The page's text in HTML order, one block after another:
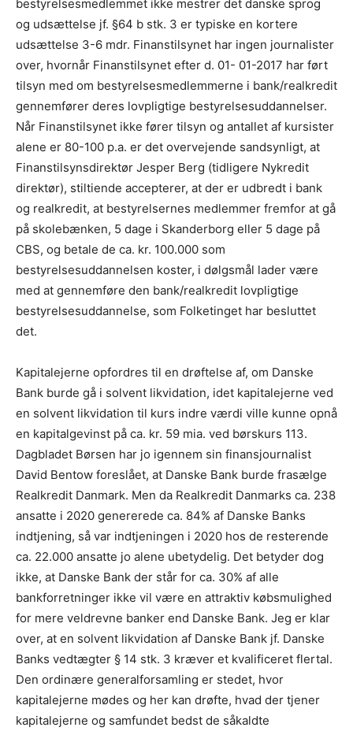
bestyrelsesmedlemmet ikke mestrer det danske sprog
og udsættelse jf. §64 b stk. 3 er typiske en kortere
udsættelse 3-6 mdr. Finanstilsynet har ingen journalister
over, hvornår Finanstilsynet efter d. 01- 01-2017 har ført
tilsyn med om bestyrelsesmedlemmerne i bank/realkredit
gennemfører deres lovpligtige bestyrelsesuddannelser.
Når Finanstilsynet ikke fører tilsyn og antallet af kursister
alene er 80-100 p.a. er det overvejende sandsynligt, at
Finanstilsynsdirektør Jesper Berg (tidligere Nykredit
direktør), stiltiende accepterer, at der er udbredt i bank
og realkredit, at bestyrelsernes medlemmer fremfor at gå
på skolebænken, 5 dage i Skanderborg eller 5 dage på
CBS, og betale de ca. kr. 100.000 som
bestyrelsesuddannelsen koster, i dølgsmål lader være
med at gennemføre den bank/realkredit lovpligtige
bestyrelsesuddannelse, som Folketinget har besluttet
det.
Kapitalejerne opfordres til en drøftelse af, om Danske
Bank burde gå i solvent likvidation, idet kapitalejerne ved
en solvent likvidation til kurs indre værdi ville kunne opnå
en kapitalgevinst på ca. kr. 59 mia. ved børskurs 113.
Dagbladet Børsen har jo igennem sin finansjournalist
David Bentow foreslået, at Danske Bank burde frasælge
Realkredit Danmark. Men da Realkredit Danmarks ca. 238
ansatte i 2020 genererede ca. 84% af Danske Banks
indtjening, så var indtjeningen i 2020 hos de resterende
ca. 22.000 ansatte jo alene ubetydelig. Det betyder dog
ikke, at Danske Bank der står for ca. 30% af alle
bankforretninger ikke vil være en attraktiv købsmulighed
for mere veldrevne banker end Danske Bank. Jeg er klar
over, at en solvent likvidation af Danske Bank jf. Danske
Banks vedtægter § 14 stk. 3 kræver et kvalificeret flertal.
Den ordinære generalforsamling er stedet, hvor
kapitalejerne mødes og her kan drøfte, hvad der tjener
kapitalejerne og samfundet bedst de såkaldte